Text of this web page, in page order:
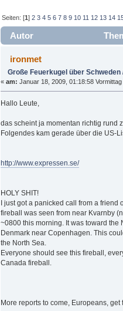
Seiten: [1]2 3 4 5 6 7 8 9 10 11 12 13 14
Autor
Schweden / Dänemark
ironmet
Große Feuerkugel über Schweden
« am: Januar 18, 2009, 01:18:58 Vormittag
Hallo Leute,
das scheint ja momentan richtig rund
Folgendes kam gerade über die US-
http://www.expressen.se/
HOLY SHIT!
I just got a panicked call from a
fireball was seen from near Kvarnby
~0800 this morning. It was toward the
Denmark near Copenhagen. This
the North Sea.
Everyone should see this fireball,
Canada fireball.
More reports to come, Europeans, get